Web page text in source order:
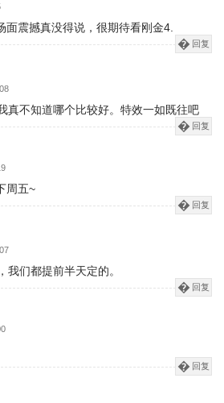
面震撼真没得说，很期待看刚金4.
回复
真不知道哪个比较好。特效一如既往吧
回复
周五~
回复
我们都提前半天定的。
回复
回复